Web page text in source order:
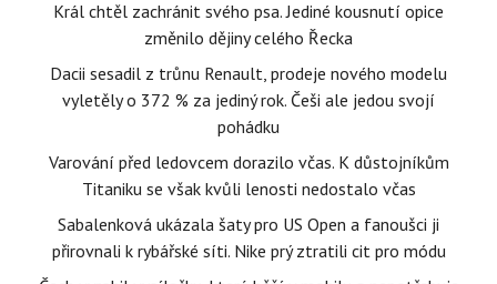
Král chtěl zachránit svého psa. Jediné kousnutí opice
změnilo dějiny celého Řecka
Dacii sesadil z trůnu Renault, prodeje nového modelu
vyletěly o 372 % za jediný rok. Češi ale jedou svojí
pohádku
Varování před ledovcem dorazilo včas. K důstojníkům
Titaniku se však kvůli lenosti nedostalo včas
Sabalenková ukázala šaty pro US Open a fanoušci ji
přirovnali k rybářské síti. Nike prý ztratili cit pro módu